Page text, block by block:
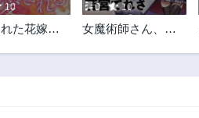
10
た花嫁は
0 10
女魔術師さん、元